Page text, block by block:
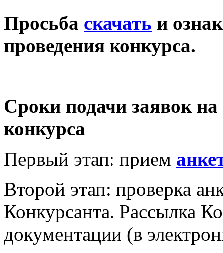
Просьба скачать и
проведения конкурса.
Сроки подачи заявок
конкурса
Первый этап: прием
Второй этап: проверка
Конкурсанта. Рассылка
документации (в